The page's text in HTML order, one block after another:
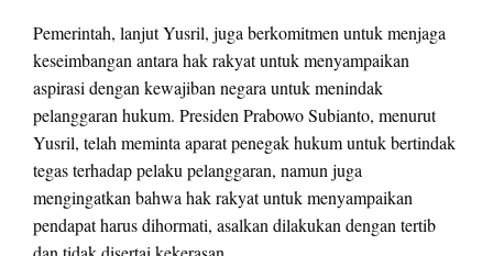
Pemerintah, lanjut Yusril, juga berkomitmen untuk menjaga
keseimbangan antara hak rakyat untuk menyampaikan
aspirasi dengan kewajiban negara untuk menindak
pelanggaran hukum. Presiden Prabowo Subianto, menurut
Yusril, telah meminta aparat penegak hukum untuk bertindak
tegas terhadap pelaku pelanggaran, namun juga
mengingatkan bahwa hak rakyat untuk menyampaikan
pendapat harus dihormati, asalkan dilakukan dengan tertib